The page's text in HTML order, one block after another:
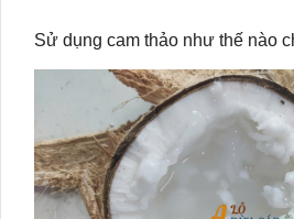
Sử dụng cam thảo như thế nào